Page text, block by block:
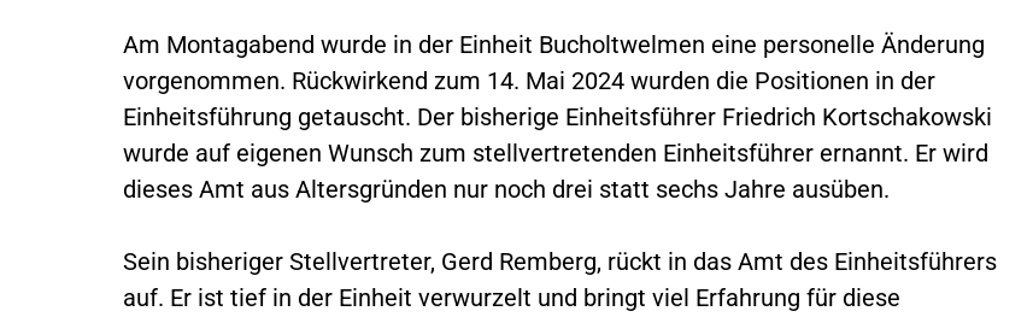
Am Montagabend wurde in der Einheit Bucholtwelmen eine personelle Änderung
vorgenommen. Rückwirkend zum 14. Mai 2024 wurden die Positionen in der
Einheitsführung getauscht. Der bisherige Einheitsführer Friedrich Kortschakowski
wurde auf eigenen Wunsch zum stellvertretenden Einheitsführer ernannt. Er wird
dieses Amt aus Altersgründen nur noch drei statt sechs Jahre ausüben.
Sein bisheriger Stellvertreter, Gerd Remberg, rückt in das Amt des Einheitsführers
auf. Er ist tief in der Einheit verwurzelt und bringt viel Erfahrung für diese